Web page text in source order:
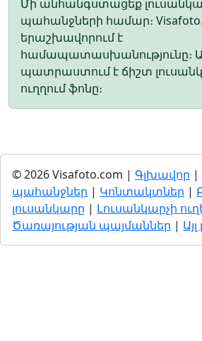
Մի անհանգստացեք
պահանջների համար։
երաշխավորում է
համապատասխանությունը։
պատրաստում է ճիշտ
ուղղում ֆոնը։
© 2026 Visafoto.com | Գլխավոր |
պահանջներ | Կոնտակտներ |
լուսանկարը | Լուսանկարչի
Ծառայության պայմաններ |